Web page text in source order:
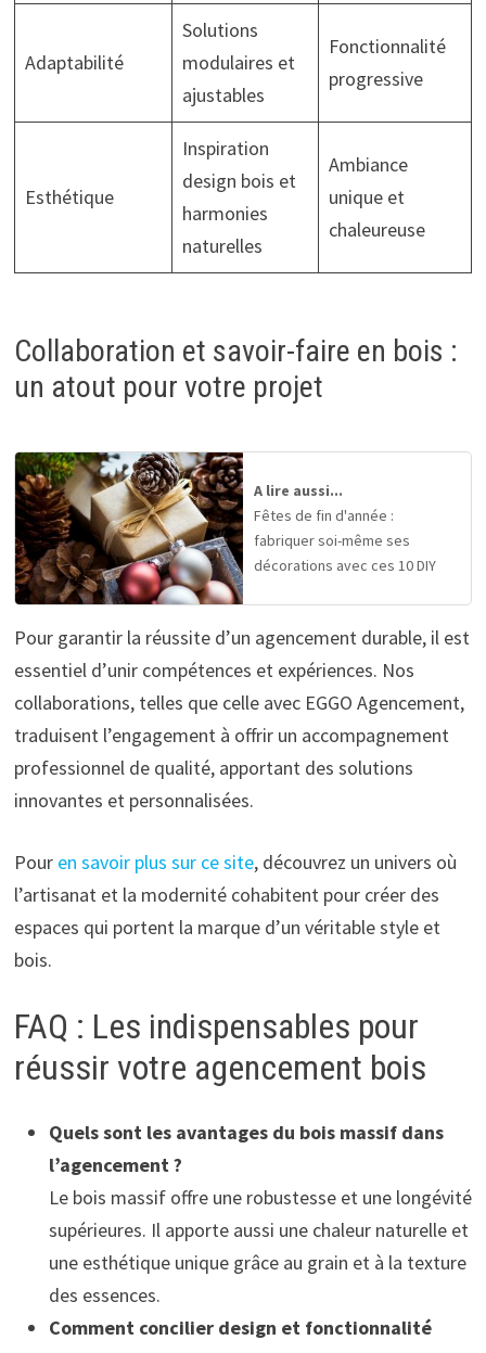
Adaptabilité
Solutions
modulaires et
ajustables
Fonctionnalité
progressive
Esthétique
Inspiration
design bois et
harmonies
naturelles
Ambiance
unique et
chaleureuse
Collaboration et savoir-faire en bois :
un atout pour votre projet
A lire aussi...
Fêtes de fin d'année :
fabriquer soi-même ses
décorations avec ces 10 DIY
Pour garantir la réussite d’un agencement durable, il est
essentiel d’unir compétences et expériences. Nos
collaborations, telles que celle avec EGGO Agencement,
traduisent l’engagement à offrir un accompagnement
professionnel de qualité, apportant des solutions
innovantes et personnalisées.
Pour en savoir plus sur ce site, découvrez un univers où
l’artisanat et la modernité cohabitent pour créer des
espaces qui portent la marque d’un véritable style et
bois.
FAQ : Les indispensables pour
réussir votre agencement bois
Quels sont les avantages du bois massif dans
l’agencement ?
Le bois massif offre une robustesse et une longévité
supérieures. Il apporte aussi une chaleur naturelle et
une esthétique unique grâce au grain et à la texture
des essences.
Comment concilier design et fonctionnalité